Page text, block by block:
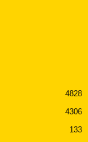
4828
4306
133